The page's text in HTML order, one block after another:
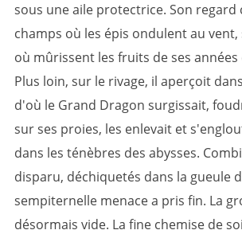
sous une aile protectrice. Son regard
champs où les épis ondulent au vent,
où mûrissent les fruits de ses années
Plus loin, sur le rivage, il aperçoit
d'où le Grand Dragon surgissait,
sur ses proies, les enlevait et
dans les ténèbres des abysses.
disparu, déchiquetés dans la gueule
sempiternelle menace a pris fin. La
désormais vide. La fine chemise de